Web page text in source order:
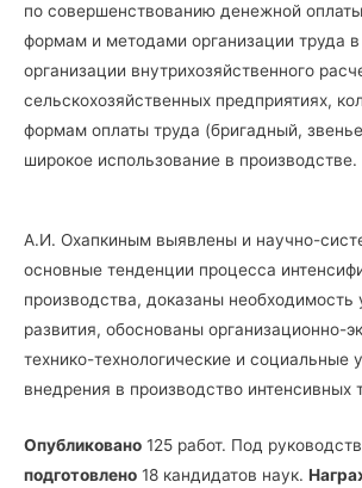
по совершенствованию денежной оплаты
формам и методами организации труда
организации внутрихозяйственного
сельскохозяйственных предприятиях,
формам оплаты труда (бригадный,
широкое использование в производстве.
А.И. Охапкиным выявлены и научно-
основные тенденции процесса
производства, доказаны необходимость
развития, обоснованы организационно-
технико-технологические и социальные
внедрения в производство интенсивных
Опубликовано 125 работ. Под
подготовлено 18 кандидатов наук.